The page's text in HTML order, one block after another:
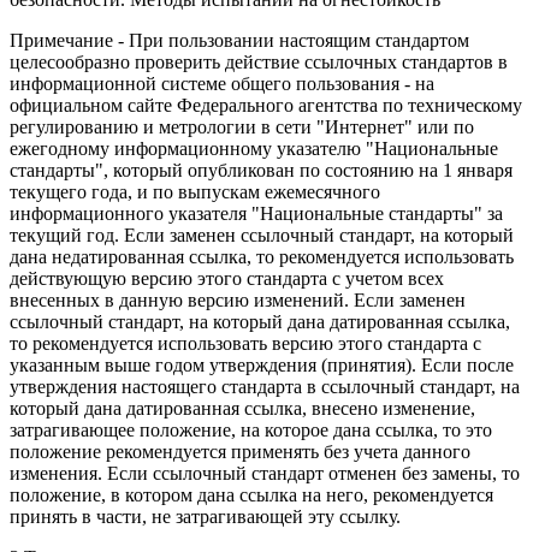
Примечание - При пользовании настоящим стандартом
целесообразно проверить действие ссылочных стандартов в
информационной системе общего пользования - на
официальном сайте Федерального агентства по техническому
регулированию и метрологии в сети "Интернет" или по
ежегодному информационному указателю "Национальные
стандарты", который опубликован по состоянию на 1 января
текущего года, и по выпускам ежемесячного
информационного указателя "Национальные стандарты" за
текущий год. Если заменен ссылочный стандарт, на который
дана недатированная ссылка, то рекомендуется использовать
действующую версию этого стандарта с учетом всех
внесенных в данную версию изменений. Если заменен
ссылочный стандарт, на который дана датированная ссылка,
то рекомендуется использовать версию этого стандарта с
указанным выше годом утверждения (принятия). Если после
утверждения настоящего стандарта в ссылочный стандарт, на
который дана датированная ссылка, внесено изменение,
затрагивающее положение, на которое дана ссылка, то это
положение рекомендуется применять без учета данного
изменения. Если ссылочный стандарт отменен без замены, то
положение, в котором дана ссылка на него, рекомендуется
принять в части, не затрагивающей эту ссылку.